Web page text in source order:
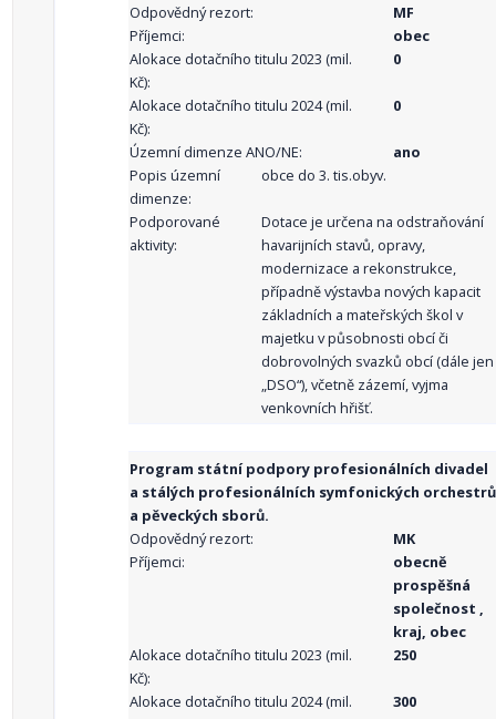
Odpovědný rezort:
MF
Příjemci:
obec
Alokace dotačního titulu 2023 (mil.
Kč):
0
Alokace dotačního titulu 2024 (mil.
Kč):
0
Územní dimenze ANO/NE:
ano
Popis územní
dimenze:
obce do 3. tis.obyv.
Podporované
aktivity:
Dotace je určena na odstraňování
havarijních stavů, opravy,
modernizace a rekonstrukce,
případně výstavba nových kapacit
základních a mateřských škol v
majetku v působnosti obcí či
dobrovolných svazků obcí (dále jen
„DSO“), včetně zázemí, vyjma
venkovních hřišť.
Program státní podpory profesionálních divadel
a stálých profesionálních symfonických orchestrů
a pěveckých sborů.
Odpovědný rezort:
MK
Příjemci:
obecně
prospěšná
společnost ,
kraj, obec
Alokace dotačního titulu 2023 (mil.
Kč):
250
Alokace dotačního titulu 2024 (mil.
300